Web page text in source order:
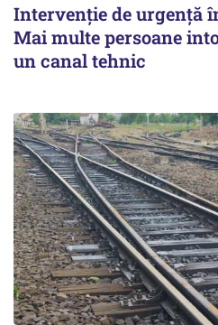
Intervenție de urgență
Mai multe persoane
un canal tehnic